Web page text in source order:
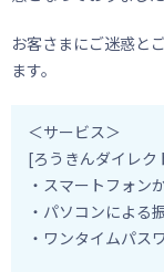
お客さまにご迷惑と
ます。
＜サービス＞
[ろうきんダイレ
・スマートフォン
・パソコンによる
・ワンタイムパス